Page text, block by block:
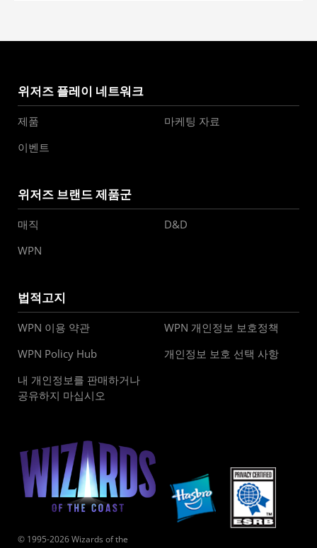
위저즈 플레이 네트워크
제품
마케팅 자료
이벤트
위저즈 브랜드 제품군
매직
D&D
WPN
법적고지
WPN 이용 약관
WPN 개인정보 보호정책
WPN Policy Hub
개인정보 보호 선택 사항
내 개인정보를 판매하거나
공유하지 마십시오
© 1995-2026 Wizards of the